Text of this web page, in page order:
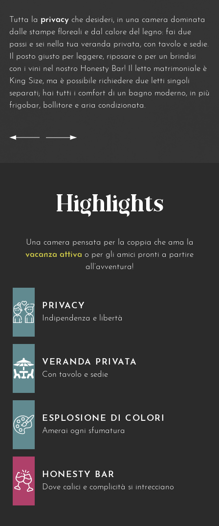
Tutta la privacy che desideri, in una camera dominata
dalle stampe floreali e dal calore del legno: fai due
passi e sei nella tua veranda privata, con tavolo e sedie.
Il posto giusto per leggere, riposare o per un brindisi
con i vini nel nostro Honesty Bar! Il letto matrimoniale è
King Size, ma è possibile richiedere due letti singoli
separati; hai tutti i comfort di un bagno moderno, in più
frigobar, bollitore e aria condizionata.
Highlights
Una camera pensata per la coppia che ama la
vacanza attiva o per gli amici pronti a partire
all’avventura!
PRIVACY
Indipendenza e libertà
VERANDA PRIVATA
Con tavolo e sedie
ESPLOSIONE DI COLORI
Amerai ogni sfumatura
HONESTY BAR
Dove calici e complicità si intrecciano